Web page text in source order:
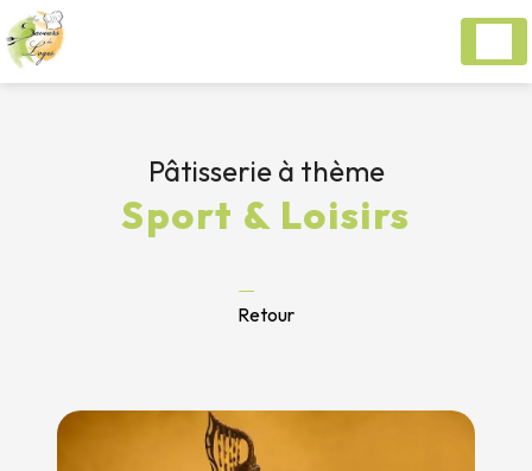
Sport & Loisirs
Pâtisserie à thème
Retour
Panneau de gestion des cookies